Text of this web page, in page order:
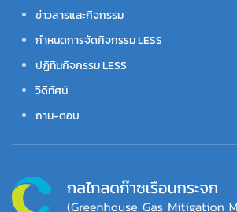
ข่าวสารและกิจกรรม
กำหนดการจัดกิจกรรม LESS
ปฏิทินกิจกรรม LESS
วิดีทัศน์
ถาม-ตอบ